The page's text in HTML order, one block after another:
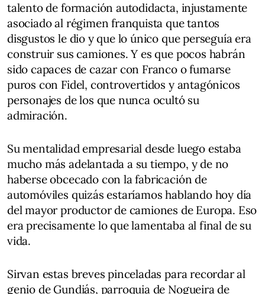
talento de formación autodidacta, injustamente
asociado al régimen franquista que tantos
disgustos le dio y que lo único que perseguía era
construir sus camiones. Y es que pocos habrán
sido capaces de cazar con Franco o fumarse
puros con Fidel, controvertidos y antagónicos
personajes de los que nunca ocultó su
admiración.
Su mentalidad empresarial desde luego estaba
mucho más adelantada a su tiempo, y de no
haberse obcecado con la fabricación de
automóviles quizás estaríamos hablando hoy día
del mayor productor de camiones de Europa. Eso
era precisamente lo que lamentaba al final de su
vida.
Sirvan estas breves pinceladas para recordar al
genio de Gundiás, parroquia de Nogueira de